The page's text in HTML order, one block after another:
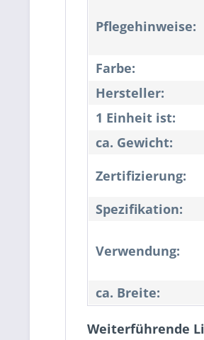
Pflegehinweise:
Farbe:
Hersteller:
1 Einheit ist:
ca. Gewicht:
Zertifizierung:
Spezifikation:
Verwendung:
ca. Breite:
Weiterführende